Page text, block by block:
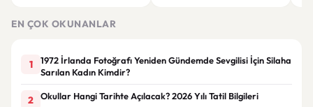
EN ÇOK OKUNANLAR
1
1972 İrlanda Fotoğrafı Yeniden Gündemde Sevgilisi İçin Silaha
Sarılan Kadın Kimdir?
2 Okullar Hangi Tarihte Açılacak? 2026 Yılı Tatil Bilgileri